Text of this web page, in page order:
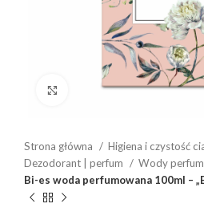
Click to enlarge
Strona główna
Higiena i czystość
Dezodorant | perfum
Wody
Bi-es woda perfumowana 100ml –